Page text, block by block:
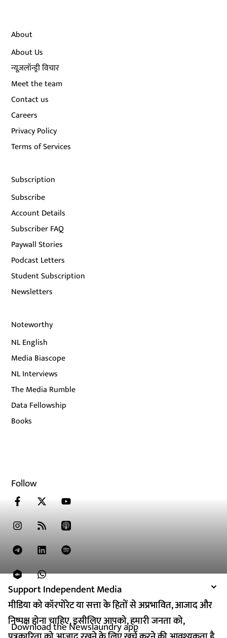
Support Independent Media
मीडिया को कॉरपोरेट या सत्ता के हितों से अप्रभावित, आजाद और
निष्पक्ष होना चाहिए. इसीलिए आपको, हमारी जनता को,
Support Independent Media
मीडिया को कॉरपोरेट या सत्ता के हितों से अप्रभावित, आजाद और
निष्पक्ष होना चाहिए. इसीलिए आपको, हमारी जनता को,
About
About Us
न्यूज़लॉन्ड्री विचार
Meet the team
Contact us
Careers
Privacy Policy
Terms of Services
Subscription
Subscribe
Account Details
Subscriber FAQ
Paywall Stories
Podcast Letters
Student Subscription
Newsletters
Noteworthy
NL English
Media Biascope
NL Interviews
The Media Rumble
Data Fellowship
Books
Follow
Download the Newslaundry app